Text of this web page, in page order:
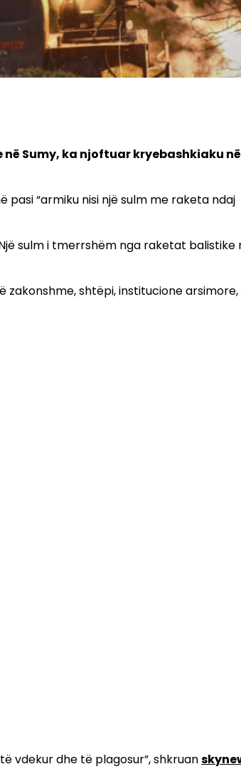
në Sumy, ka njoftuar kryebashkiaku në
“armiku nisi një sulm me raketa ndaj
sulm i tmerrshëm nga raketat balistike
shtëpi, institucione
vdekur dhe të plagosur”, shkruan